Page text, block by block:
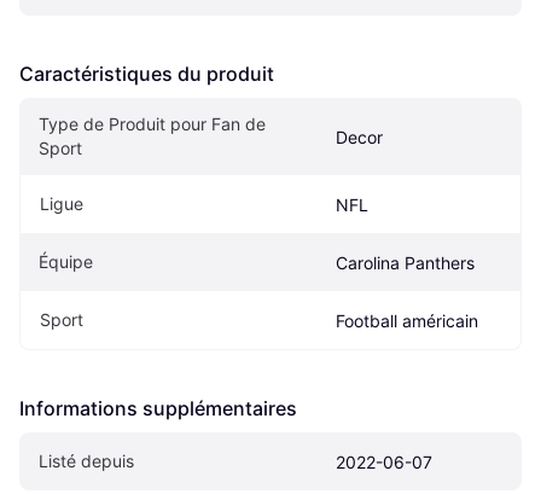
Caractéristiques du produit
Type de Produit pour Fan de
Sport
Decor
Ligue NFL
Équipe Carolina Panthers
Sport Football américain
Informations supplémentaires
Listé depuis 2022-06-07